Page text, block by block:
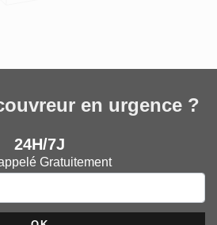
en urgence ?
24H/7J
Gratuitement